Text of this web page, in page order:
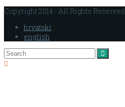
Copyright 2014 - All Rights Reserved
hrvatski
english